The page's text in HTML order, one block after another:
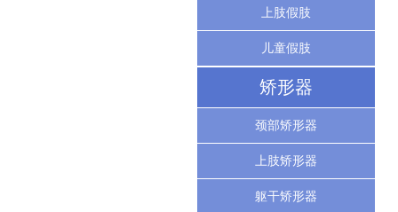
上肢假肢
儿童假肢
矫形器
颈部矫形器
上肢矫形器
躯干矫形器